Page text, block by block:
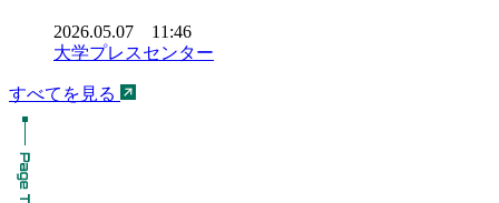
2026.05.07 11:46
大学プレスセンター
すべてを見る